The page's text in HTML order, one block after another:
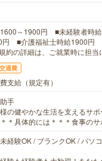
～1900円 ■未経験者時
円 ■介護福祉士時給1900円
約の詳細は、ご就業時に担
交通費
支給（規定有）
手
の健やかな生活を支えるサ
＊具体的には＊＊＊食事の
経験OK / ブランクOK / パソ